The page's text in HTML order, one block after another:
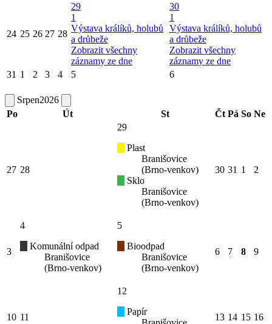
24 25 26 27 28
29
1
Výstava králíků, holubů
a drůbeže
Zobrazit všechny
záznamy ze dne
30
1
Výstava králíků, holubů
a drůbeže
Zobrazit všechny
záznamy ze dne
31 1 2 3 4 5 6
Srpen2026
Po
Út St Čt Pá So Ne
27 28
29
Plast
Branišovice
(Brno-venkov)
Sklo
Branišovice
(Brno-venkov)
30 31 1 2
3
4
Komunální odpad
Branišovice
(Brno-venkov)
5
Bioodpad
Branišovice
(Brno-venkov)
6 7 8 9
10 11
12
Papír
13 14 15 16